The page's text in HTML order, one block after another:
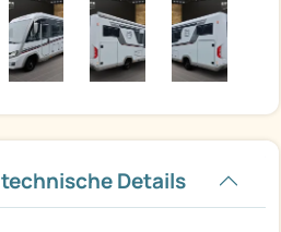
Details